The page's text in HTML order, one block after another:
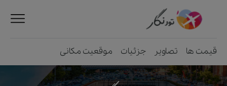
قیمت ها تصاویر جزئیات موقعیت مکانی